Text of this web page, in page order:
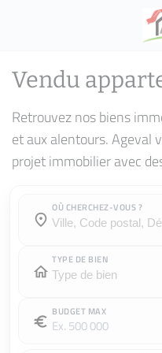
Vendu
Retrouvez nos biens
et aux alentours. Ageval
projet immobilier avec
OÙ CHERCHEZ-VOUS ?
Où cherchez-vous ?
Où cherchez-vous ?
TYPE DE BIEN
BUDGET MAX